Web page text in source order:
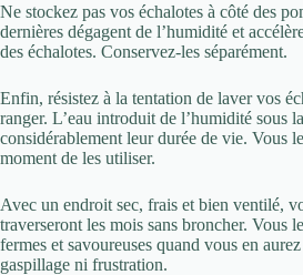
Ne stockez pas vos échalotes à côté des
dernières dégagent de l’humidité et
des échalotes. Conservez-les séparément.
Enfin, résistez à la tentation de laver vos
ranger. L’eau introduit de l’humidité sous
considérablement leur durée de vie. Vous
moment de les utiliser.
Avec un endroit sec, frais et bien ventilé,
traverseront les mois sans broncher. Vous
fermes et savoureuses quand vous en
gaspillage ni frustration.